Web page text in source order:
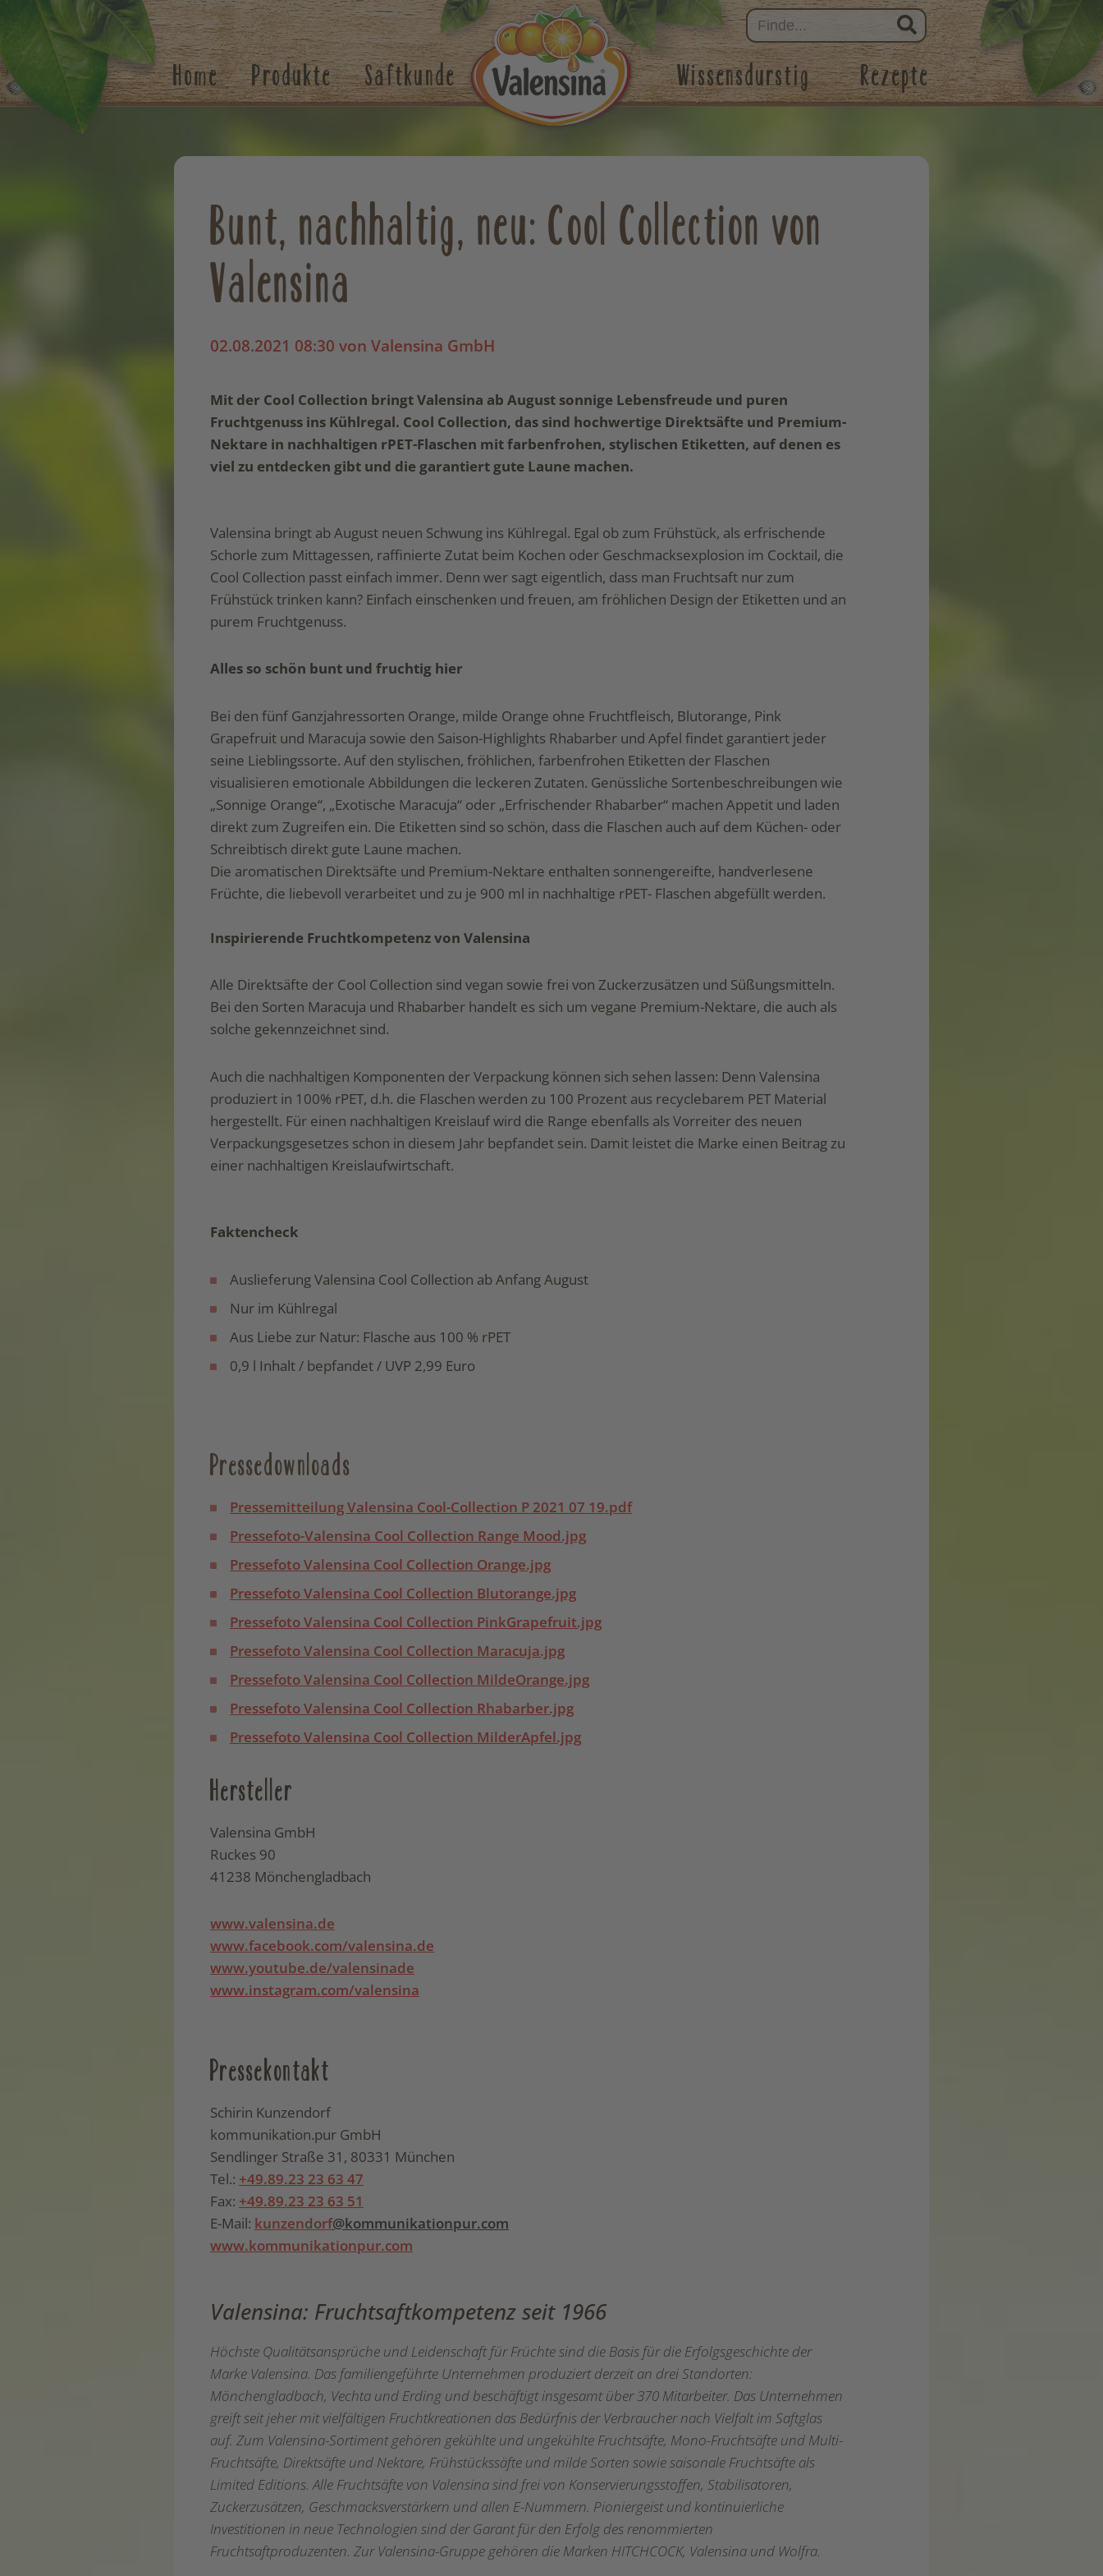
Home Produkte Saftkunde Wissensdurstig Rezepte
Suchen
Bunt, nachhaltig, neu: Cool Collection von
Valensina
02.08.2021 08:30 von Valensina GmbH
Mit der Cool Collection bringt Valensina ab August sonnige Lebensfreude und puren
Fruchtgenuss ins Kühlregal. Cool Collection, das sind hochwertige Direktsäfte und Premium-
Nektare in nachhaltigen rPET-Flaschen mit farbenfrohen, stylischen Etiketten, auf denen es
viel zu entdecken gibt und die garantiert gute Laune machen.
Valensina bringt ab August neuen Schwung ins Kühlregal. Egal ob zum Frühstück, als erfrischende
Schorle zum Mittagessen, raffinierte Zutat beim Kochen oder Geschmacksexplosion im Cocktail, die
Cool Collection passt einfach immer. Denn wer sagt eigentlich, dass man Fruchtsaft nur zum
Frühstück trinken kann? Einfach einschenken und freuen, am fröhlichen Design der Etiketten und an
purem Fruchtgenuss.
Alles so schön bunt und fruchtig hier
Bei den fünf Ganzjahressorten Orange, milde Orange ohne Fruchtfleisch, Blutorange, Pink
Grapefruit und Maracuja sowie den Saison-Highlights Rhabarber und Apfel findet garantiert jeder
seine Lieblingssorte. Auf den stylischen, fröhlichen, farbenfrohen Etiketten der Flaschen
visualisieren emotionale Abbildungen die leckeren Zutaten. Genüssliche Sortenbeschreibungen wie
„Sonnige Orange“, „Exotische Maracuja“ oder „Erfrischender Rhabarber“ machen Appetit und laden
direkt zum Zugreifen ein. Die Etiketten sind so schön, dass die Flaschen auch auf dem Küchen- oder
Schreibtisch direkt gute Laune machen.
Die aromatischen Direktsäfte und Premium-Nektare enthalten sonnengereifte, handverlesene
Früchte, die liebevoll verarbeitet und zu je 900 ml in nachhaltige rPET- Flaschen abgefüllt werden.
Inspirierende Fruchtkompetenz von Valensina
Alle Direktsäfte der Cool Collection sind vegan sowie frei von Zuckerzusätzen und Süßungsmitteln.
Bei den Sorten Maracuja und Rhabarber handelt es sich um vegane Premium-Nektare, die auch als
solche gekennzeichnet sind.
Auch die nachhaltigen Komponenten der Verpackung können sich sehen lassen: Denn Valensina
produziert in 100% rPET, d.h. die Flaschen werden zu 100 Prozent aus recyclebarem PET Material
hergestellt. Für einen nachhaltigen Kreislauf wird die Range ebenfalls als Vorreiter des neuen
Verpackungsgesetzes schon in diesem Jahr bepfandet sein. Damit leistet die Marke einen Beitrag zu
einer nachhaltigen Kreislaufwirtschaft.
Faktencheck
Auslieferung Valensina Cool Collection ab Anfang August
Nur im Kühlregal
Aus Liebe zur Natur: Flasche aus 100 % rPET
0,9 l Inhalt / bepfandet / UVP 2,99 Euro
Pressedownloads
Pressemitteilung Valensina Cool-Collection P 2021 07 19.pdf
Pressefoto-Valensina Cool Collection Range Mood.jpg
Pressefoto Valensina Cool Collection Orange.jpg
Pressefoto Valensina Cool Collection Blutorange.jpg
Pressefoto Valensina Cool Collection PinkGrapefruit.jpg
Pressefoto Valensina Cool Collection Maracuja.jpg
Pressefoto Valensina Cool Collection MildeOrange.jpg
Pressefoto Valensina Cool Collection Rhabarber.jpg
Pressefoto Valensina Cool Collection MilderApfel.jpg
Hersteller
Valensina GmbH
Ruckes 90
41238 Mönchengladbach
www.valensina.de
www.facebook.com/valensina.de
www.youtube.de/valensinade
www.instagram.com/valensina
Pressekontakt
Schirin Kunzendorf
kommunikation.pur GmbH
Sendlinger Straße 31, 80331 München
Tel.: +49.89.23 23 63 47
Fax: +49.89.23 23 63 51
E-Mail: kunzendorf@kommunikationpur.com
www.kommunikationpur.com
Valensina: Fruchtsaftkompetenz seit 1966
Höchste Qualitätsansprüche und Leidenschaft für Früchte sind die Basis für die Erfolgsgeschichte der
Marke Valensina. Das familiengeführte Unternehmen produziert derzeit an drei Standorten:
Mönchengladbach, Vechta und Erding und beschäftigt insgesamt über 370 Mitarbeiter. Das Unternehmen
greift seit jeher mit vielfältigen Fruchtkreationen das Bedürfnis der Verbraucher nach Vielfalt im Saftglas
auf. Zum Valensina-Sortiment gehören gekühlte und ungekühlte Fruchtsäfte, Mono-Fruchtsäfte und Multi-
Fruchtsäfte, Direktsäfte und Nektare, Frühstückssäfte und milde Sorten sowie saisonale Fruchtsäfte als
Limited Editions. Alle Fruchtsäfte von Valensina sind frei von Konservierungsstoffen, Stabilisatoren,
Zuckerzusätzen, Geschmacksverstärkern und allen E-Nummern. Pioniergeist und kontinuierliche
Investitionen in neue Technologien sind der Garant für den Erfolg des renommierten
Fruchtsaftproduzenten. Zur Valensina-Gruppe gehören die Marken HITCHCOCK, Valensina und Wolfra.